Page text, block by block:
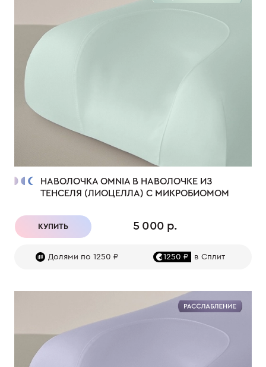
НАВОЛОЧКА OMNIA В НАВОЛОЧКЕ ИЗ
ТЕНСЕЛЯ (ЛИОЦЕЛЛА) С МИКРОБИОМОМ
КУПИТЬ 5 000 р.
Долями по 1250 ₽ 1250 ₽ в Сплит